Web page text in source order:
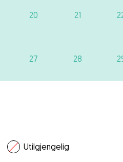
20 21
27 28
Utilgjengelig